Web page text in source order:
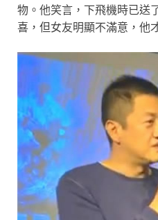
物。他笑言，下飛機時已送
喜，但女友明顯不滿意，他